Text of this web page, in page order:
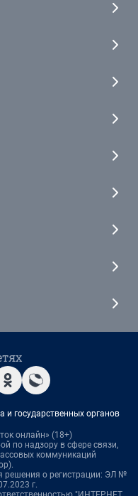
и государственных органов
онлайн» (18+)
по надзору в сфере связи,
коммуникаций
решения о регистрации: ЭЛ №
г.